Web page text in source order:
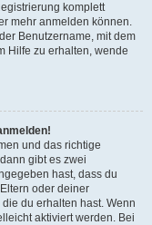
komplett
mehr anmelden können.
Benutzername, mit dem
Hilfe zu erhalten, wende
und das richtige
gibt es zwei
hast, dass du
oder deiner
du erhalten hast. Wenn
aktiviert werden. Bei